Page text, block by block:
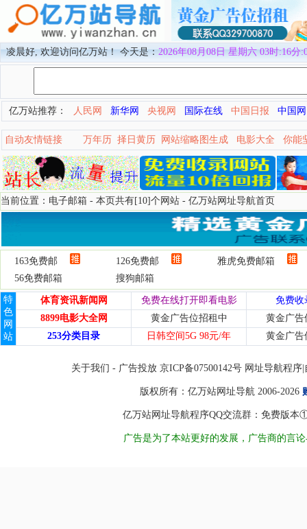
凌晨好, 欢迎访问亿万站！ 今天是：2026年08月08日 星期六 03时:16分
亿万站推荐： 人民网 新华网 央视网 国际在线 中国日报 中国网
自动友情链接 万年历 择日黄历 网站缩略图生成 电影大全 你能
当前位置：电子邮箱 - 本页共有[10]个网站 - 亿万站网址导航首页
163免费邮 126免费邮
雅虎免费邮箱
56免费邮箱
搜狗邮箱
特
色
网
站
体育资讯新闻网 免费在线打开即看电影
免费收
8899电影大全网
黄金广告位招租中
黄金广告
253分类目录
日韩空间5G 98元/年 黄金广告
关于我们 - 广告投放 京ICP备07500142号 网址导航程
版权所有： 亿万站网址导航2006-2026
亿万站网址导航程序QQ交流群：免费版本
广告是为了本站更好的发展，广告商的言